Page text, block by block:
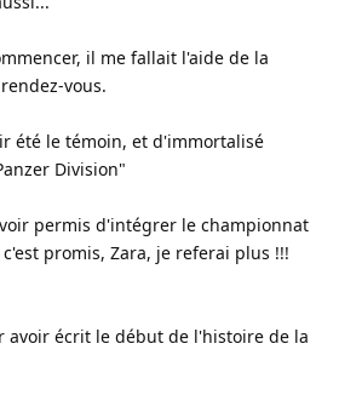
il me fallait l'aide de la
vous.
été le témoin, et d'immortalisé
Division"
permis d'intégrer le championnat
promis, Zara, je referai plus !!!
avoir écrit le début de l'histoire de la